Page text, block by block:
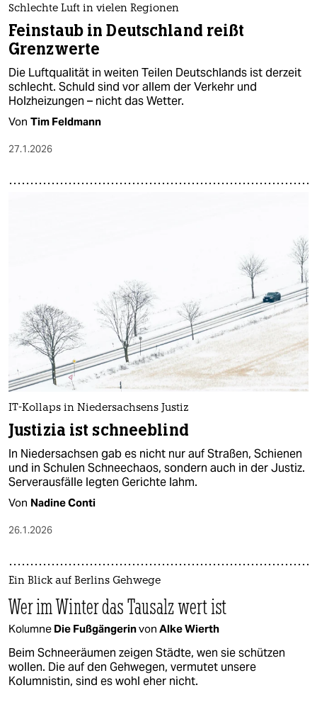
Schlechte Luft in vielen Regionen
Feinstaub in Deutschland reißt
Grenzwerte
Die Luftqualität in weiten Teilen Deutschlands ist derzeit
schlecht. Schuld sind vor allem der Verkehr und
Holzheizungen – nicht das Wetter.
Von Tim Feldmann
27.1.2026
IT-Kollaps in Niedersachsens Justiz
Justizia ist schneeblind
In Niedersachsen gab es nicht nur auf Straßen, Schienen
und in Schulen Schneechaos, sondern auch in der Justiz.
Serverausfälle legten Gerichte lahm.
Von Nadine Conti
26.1.2026
Ein Blick auf Berlins Gehwege
Wer im Winter das Tausalz wert ist
Kolumne Die Fußgängerinvon Alke Wierth
Beim Schneeräumen zeigen Städte, wen sie schützen
wollen. Die auf den Gehwegen, vermutet unsere
Kolumnistin, sind es wohl eher nicht.